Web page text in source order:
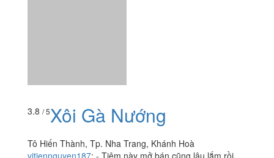
3.8 / 5Xôi Gà Nướng
Tô Hiến Thành, Tp. Nha Trang, Khánh Hoà
vitiennguyen187: - Tiệm này mở bán cũng lâu lắm rồi,